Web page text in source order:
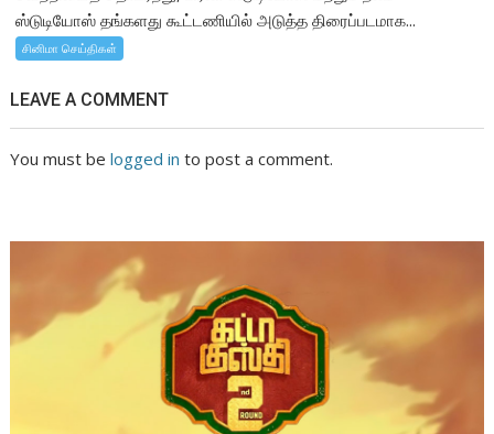
ஸ்டுடியோஸ் தங்களது கூட்டணியில் அடுத்த திரைப்படமாக...
சினிமா செய்திகள்
LEAVE A COMMENT
You must belogged in to post a comment.